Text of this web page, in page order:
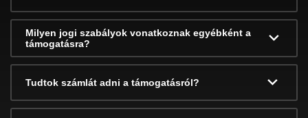
Milyen jogi szabályok vonatkoznak egyébként a
támogatásra?
Tudtok számlát adni a támogatásról?